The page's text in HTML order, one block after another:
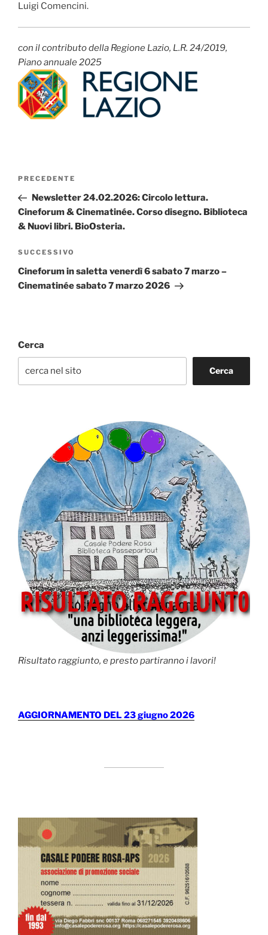
Luigi Comencini.
con il contributo della Regione Lazio, L.R. 24/2019,
Piano annuale 2025
Navigazione
Articolo
precedente:
PRECEDENTE
Newsletter 24.02.2026: Circolo lettura.
Cineforum & Cinematinée. Corso disegno. Biblioteca
& Nuovi libri. BioOsteria.
Articolo
successivo
SUCCESSIVO
Cineforum in saletta venerdì 6 sabato 7 marzo –
Cinematinée sabato 7 marzo 2026
Cerca
Cerca
Risultato raggiunto, e presto partiranno i lavori!
AGGIORNAMENTO DEL 23 giugno 2026